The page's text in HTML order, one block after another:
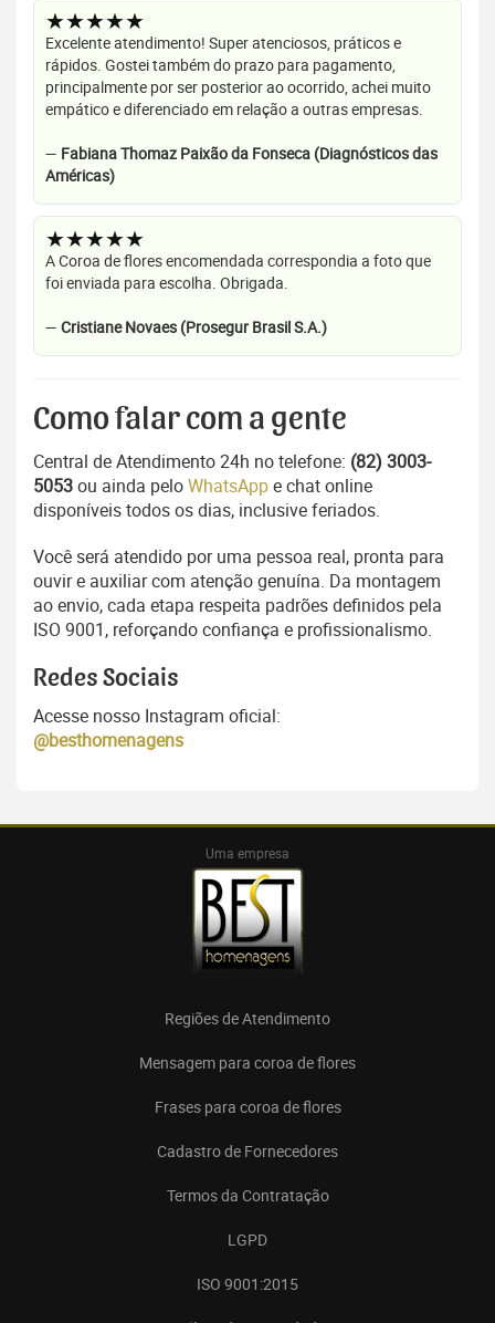
★★★★★
Excelente atendimento! Super atenciosos, práticos e
rápidos. Gostei também do prazo para pagamento,
principalmente por ser posterior ao ocorrido, achei muito
empático e diferenciado em relação a outras empresas.
— Fabiana Thomaz Paixão da Fonseca (Diagnósticos das
Américas)
★★★★★
A Coroa de flores encomendada correspondia a foto que
foi enviada para escolha. Obrigada.
— Cristiane Novaes (Prosegur Brasil S.A.)
Como falar com a gente
Central de Atendimento 24h no telefone: (82) 3003-
5053ou ainda peloWhatsAppe chat online
disponíveis todos os dias, inclusive feriados.
Você será atendido por uma pessoa real, pronta para
ouvir e auxiliar com atenção genuína. Da montagem
ao envio, cada etapa respeita padrões definidos pela
ISO 9001, reforçando confiança e profissionalismo.
Redes Sociais
Acesse nosso Instagram oficial:
@besthomenagens
Uma empresa
Regiões de Atendimento
Mensagem para coroa de flores
Frases para coroa de flores
Cadastro de Fornecedores
Termos da Contratação
LGPD
ISO 9001:2015